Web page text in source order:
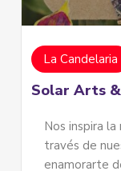
La
de